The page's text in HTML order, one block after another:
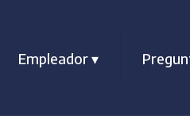
Empleador▾